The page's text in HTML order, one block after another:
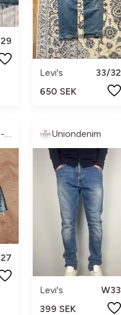
Levi's
33/32
650 SEK
Y2K - vintage - & more Uniondenim
Levi's
W33
399 SEK